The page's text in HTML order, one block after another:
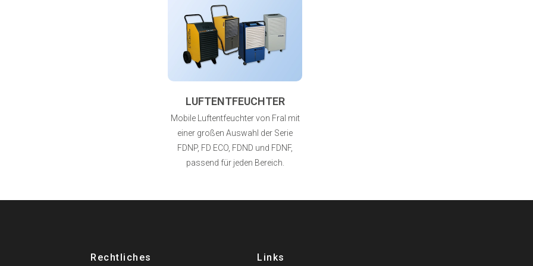
LUFTENTFEUCHTER
Mobile Luftentfeuchter von Fral mit
einer großen Auswahl der Serie
FDNP, FD ECO, FDND und FDNF,
passend für jeden Bereich.
Rechtliches Links